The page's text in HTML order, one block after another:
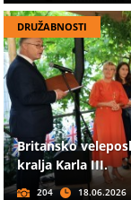
DRUŽABNOSTI
Britansko
kralja Karla III.
204 18.06.2026